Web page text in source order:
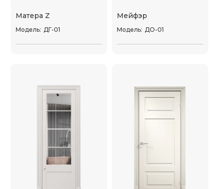
Матера Z
Модель: ДГ-01
Мейфэр
Модель: ДО-01